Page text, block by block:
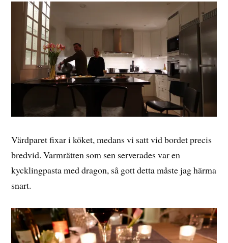
Värdparet fixar i köket, medans vi satt vid bordet precis
bredvid. Varmrätten som sen serverades var en
kycklingpasta med dragon, så gott detta måste jag härma
snart.